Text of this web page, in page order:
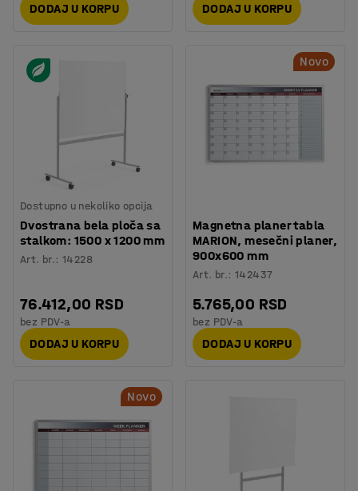
DODAJ U KORPU DODAJ U KORPU
Dostupno u nekoliko opcija
Dvostrana bela ploča sa
stalkom: 1500 x 1200 mm
Art. br.:14228
76.412,00 RSD
bez PDV-a
DODAJ U KORPU
Novo
Magnetna planer tabla
MARION, mesečni planer,
900x600 mm
Art. br.:142437
5.765,00 RSD
bez PDV-a
DODAJ U KORPU
Novo